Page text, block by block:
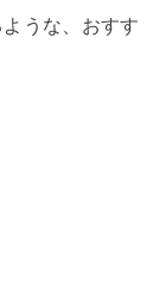
うな、おすす